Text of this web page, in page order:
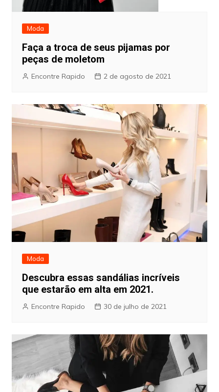
Moda
Faça a troca de seus pijamas por
peças de moletom
Encontre Rapido 2 de agosto de 2021
Moda
Descubra essas sandálias incríveis
que estarão em alta em 2021.
Encontre Rapido 30 de julho de 2021